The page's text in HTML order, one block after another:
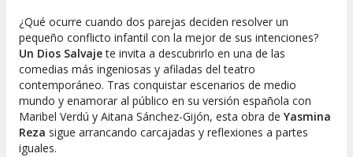
¿Qué ocurre cuando dos parejas deciden resolver un
pequeño conflicto infantil con la mejor de sus intenciones?
Un Dios Salvajete invita a descubrirlo en una de las
comedias más ingeniosas y afiladas del teatro
contemporáneo. Tras conquistar escenarios de medio
mundo y enamorar al público en su versión española con
Maribel Verdú y Aitana Sánchez-Gijón, esta obra de Yasmina
Reza sigue arrancando carcajadas y reflexiones a partes
iguales.